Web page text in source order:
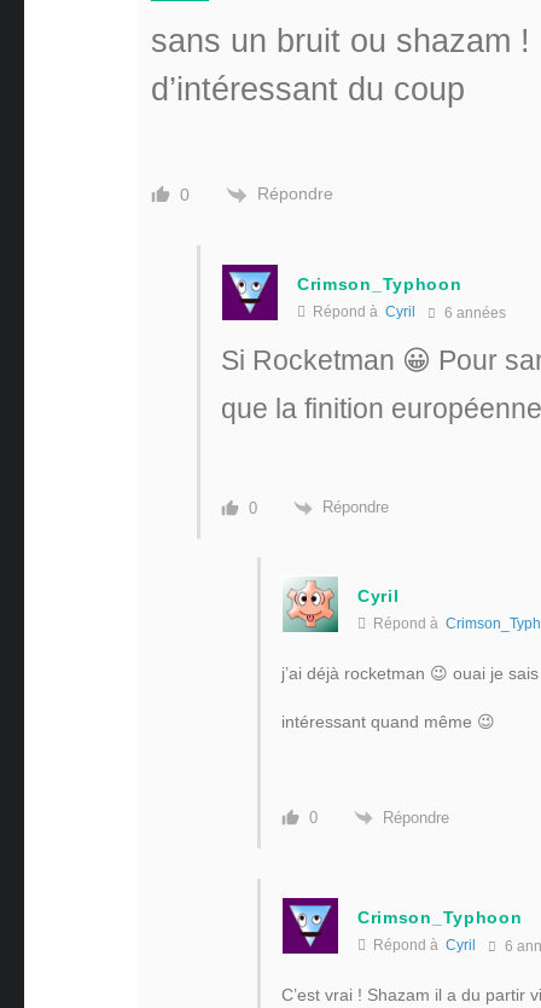
sans un bruit ou shazam
d’intéressant du coup
0 Répondre
Crimson_Typhoon
Répond à Cyril 6 années
Si Rocketman 😀 Pour
que la finition
0 Répondre
Cyril
Répond à
j’ai déjà rocketman 😉 ouai je
intéressant quand même 😉
0 Répondre
Crimson_Typhoon
Répond à Cyril 6
C’est vrai ! Shazam il a du partir